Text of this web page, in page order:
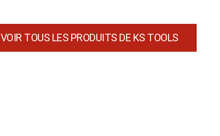
VOIR TOUS LES PRODUITS DE KS TOOLS